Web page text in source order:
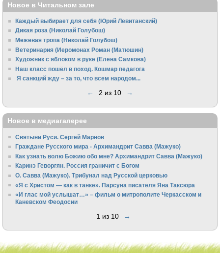
Новое в Читальном зале
Каждый выбирает для себя (Юрий Левитанский)
Дикая роза (Николай Голубош)
Межевая тропа (Николай Голубош)
Ветеринария (Иеромонах Роман (Матюшин)
Художник с яблоком в руке (Елена Самкова)
Наш класс пошёл в поход. Кошмар педагога
Я санкций жду – за то, что всем народом...
← 2 из 10 →
Новое в медиагалерее
Святыни Руси. Сергей Марнов
Граждане Русского мира - Архимандрит Савва (Мажуко)
Как узнать волю Божию обо мне? Архимандрит Савва (Мажуко)
Каринэ Геворгян. Россия граничит с Богом
О. Савва (Мажуко). Трибунал над Русской церковью
«Я с Христом — как в танке». Парсуна писателя Яна Таксюра
«И глас мой услышат…» – фильм о митрополите Черкасском и
Каневском Феодосии
1 из 10 →